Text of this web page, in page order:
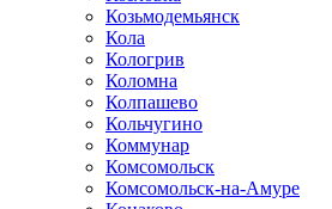
Козьмодемьянск
Кола
Кологрив
Коломна
Колпашево
Кольчугино
Коммунар
Комсомольск
Комсомольск-на-Амуре